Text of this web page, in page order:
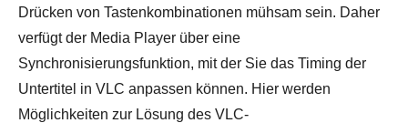
Drücken von Tastenkombinationen mühsam sein. Daher
verfügt der Media Player über eine
Synchronisierungsfunktion, mit der Sie das Timing der
Untertitel in VLC anpassen können. Hier werden
Möglichkeiten zur Lösung des VLC-